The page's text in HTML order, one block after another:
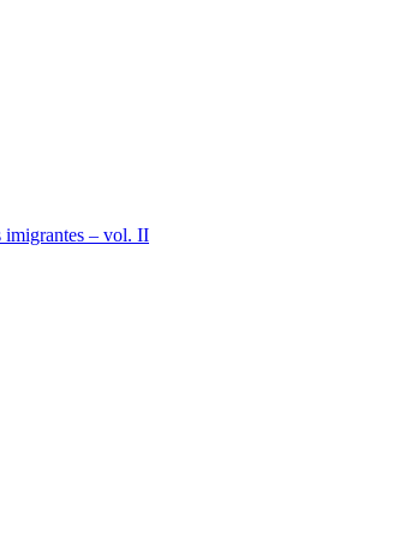
imigrantes – vol. II